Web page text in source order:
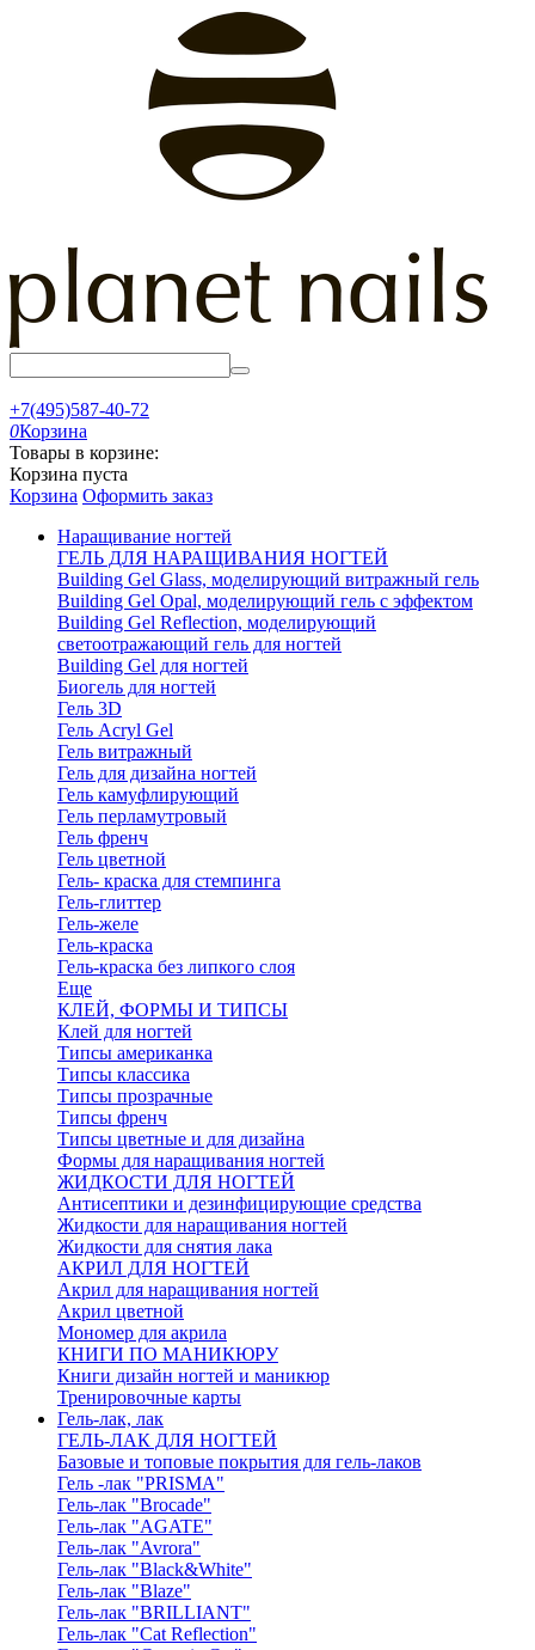
+7(495)587-40-72
0Корзина
Товары в корзине:
Корзина пуста
Корзина Оформить заказ
Наращивание ногтей
ГЕЛЬ ДЛЯ НАРАЩИВАНИЯ НОГТЕЙ
Building Gel Glass, моделирующий витражный гель
Building Gel Opal, моделирующий гель с эффектом
Building Gel Reflection, моделирующий
светоотражающий гель для ногтей
Building Gel для ногтей
Биогель для ногтей
Гель 3D
Гель Acryl Gel
Гель витражный
Гель для дизайна ногтей
Гель камуфлирующий
Гель перламутровый
Гель френч
Гель цветной
Гель- краска для стемпинга
Гель-глиттер
Гель-желе
Гель-краска
Гель-краска без липкого слоя
Еще
КЛЕЙ, ФОРМЫ И ТИПСЫ
Клей для ногтей
Типсы американка
Типсы классика
Типсы прозрачные
Типсы френч
Типсы цветные и для дизайна
Формы для наращивания ногтей
ЖИДКОСТИ ДЛЯ НОГТЕЙ
Антисептики и дезинфицирующие средства
Жидкости для наращивания ногтей
Жидкости для снятия лака
АКРИЛ ДЛЯ НОГТЕЙ
Акрил для наращивания ногтей
Акрил цветной
Мономер для акрила
КНИГИ ПО МАНИКЮРУ
Книги дизайн ногтей и маникюр
Тренировочные карты
Гель-лак, лак
ГЕЛЬ-ЛАК ДЛЯ НОГТЕЙ
Базовые и топовые покрытия для гель-лаков
Гель -лак "PRISMA"
Гель-лак "Brocade"
Гель-лак "AGATE"
Гель-лак "Avrora"
Гель-лак "Black&White"
Гель-лак "Blaze"
Гель-лак "BRILLIANT"
Гель-лак "Cat Reflection"